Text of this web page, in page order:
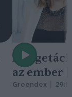
A
az ember
Greendex